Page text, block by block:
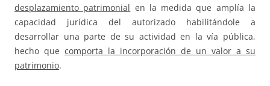
desplazamiento patrimonial en la medida que amplía la
capacidad jurídica del autorizado habilitándole a
desarrollar una parte de su actividad en la vía pública,
hecho que comporta la incorporación de un valor a su
patrimonio.